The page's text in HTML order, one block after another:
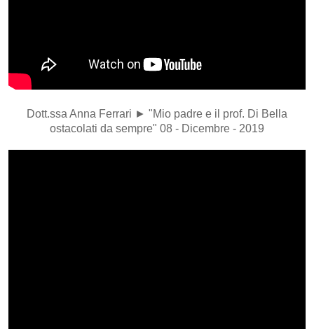
Dott.ssa Anna Ferrari ► "Mio padre e il prof. Di Bella
ostacolati da sempre" 08 - Dicembre - 2019